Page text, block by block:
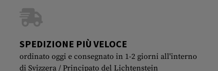
SPEDIZIONE PIÙ VELOCE
ordinato oggi e consegnato in 1-2 giorni all'interno
di Svizzera / Principato del Lichtenstein